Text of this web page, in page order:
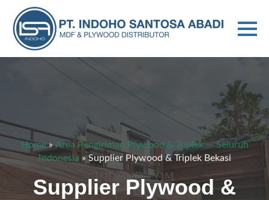
Home»Area Pengiriman Plywood & Triplek — Seluruh
Indonesia »Supplier Plywood & Triplek Bekasi
Supplier Plywood &